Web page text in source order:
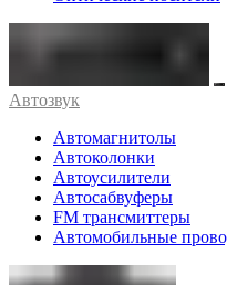
Автозвук
Автомагнитолы
Автоколонки
Автоусилители
Автосабвуферы
FM трансмиттеры
Автомобильные